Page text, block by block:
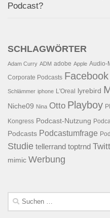
Podcast?
SCHLAGWÖRTER
Adam Curry ADM adobe Apple Audio-
Corporate Podcasts Facebook
Schlämmer iphone L'Oreal lyrebird
Niche09 Nina Otto Playboy
Kongress Podcast-Nutzung
Podcasts Podcastumfrage
Studie tellerrand toptrnd
mimic Werbung
Suchen
nach: